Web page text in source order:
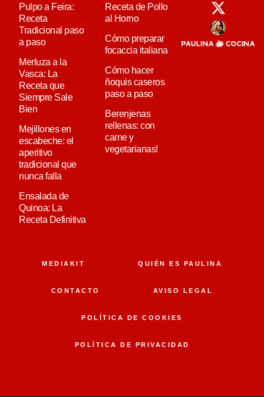
Pulpo a Feira:
Receta
Tradicional paso
a paso
Merluza a la
Vasca: La
Receta que
Siempre Sale
Bien
Mejillones en
escabeche: el
aperitivo
tradicional que
nunca falla
Ensalada de
Quinoa: La
Receta Definitiva
Receta de Pollo
al Horno
Cómo preparar
focaccia italiana
Cómo hacer
ñoquis caseros
paso a paso
Berenjenas
rellenas: con
carne y
vegetarianas!
MEDIAKIT QUIÉN ES PAULINA
CONTACTO AVISO LEGAL
POLÍTICA DE COOKIES
POLÍTICA DE PRIVACIDAD